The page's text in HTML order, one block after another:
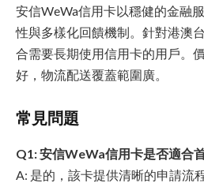
安信WeWa信用卡以穩健的金融
性與多樣化回饋機制。針對港澳
合需要長期使用信用卡的用戶。
好，物流配送覆蓋範圍廣。
常見問題
Q1: 安信WeWa信用卡是否適合
A: 是的，該卡提供清晰的申請流